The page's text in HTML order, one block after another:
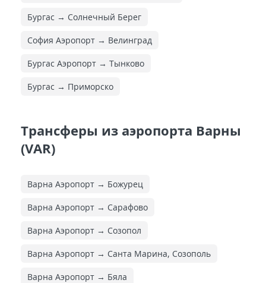
Бургас → Солнечный Берег
София Аэропорт → Велинград
Бургас Аэропорт → Тынково
Бургас → Приморско
Трансферы из аэропорта Варны
(VAR)
Варна Аэропорт → Божурец
Варна Аэропорт → Сарафово
Варна Аэропорт → Созопол
Варна Аэропорт → Санта Марина, Созополь
Варна Аэропорт → Бяла